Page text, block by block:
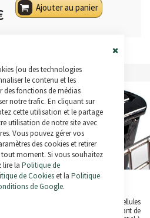
(ou des technologies
le contenu et les
fonctions de médias
notre trafic. En cliquant sur
cette utilisation et le partage
utilisation de notre site avec
Vous pouvez gérer vos
des cookies et retirer
moment. Si vous souhaitez
lire la Politique de
de Cookieset la Politique
de Google.
Ajouter au panier
Batterie Amovible
Batteries fabriquées à partir de cellules
Samsung avec des capacités allant de